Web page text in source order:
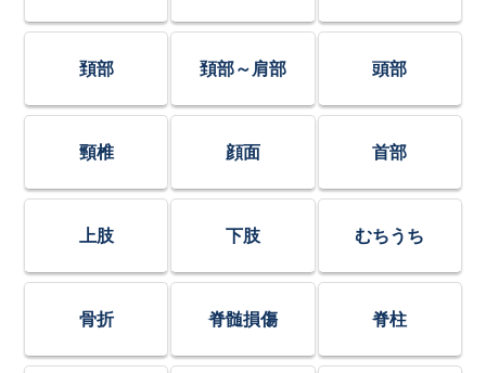
頚部 頚部～肩部 頭部
頸椎 顔面 首部
上肢 下肢 むちうち
骨折 脊髄損傷 脊柱